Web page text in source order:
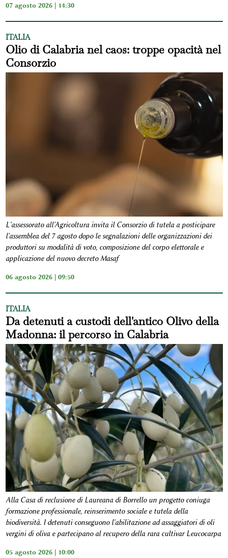
07 agosto 2026 | 14:30
ITALIA
Olio di Calabria nel caos: troppe opacità nel
Consorzio
L'assessorato all'Agricoltura invita il Consorzio di tutela a posticipare
l'assemblea del 7 agosto dopo le segnalazioni delle organizzazioni dei
produttori su modalità di voto, composizione del corpo elettorale e
applicazione del nuovo decreto Masaf
06 agosto 2026 | 09:50
ITALIA
Da detenuti a custodi dell'antico Olivo della
Madonna: il percorso in Calabria
Alla Casa di reclusione di Laureana di Borrello un progetto coniuga
formazione professionale, reinserimento sociale e tutela della
biodiversità. I detenuti conseguono l'abilitazione ad assaggiatori di oli
vergini di oliva e partecipano al recupero della rara cultivar Leucocarpa
05 agosto 2026 | 10:00